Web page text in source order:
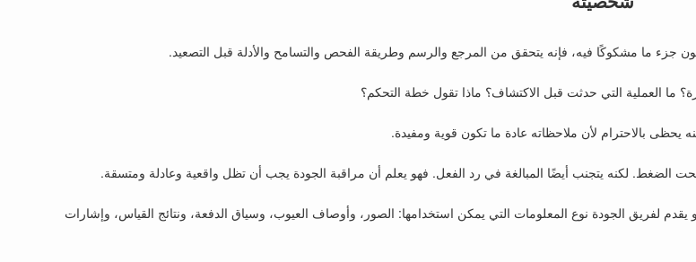
جزء ما مشكوكًا فيه، فإنه يتحقق من المرجع والرسم وطريقة الفحص والتسامح والأدلة قبل التصعيد.
ما العملية التي حدثت قبل الاكتشاف؟ ماذا تقول خطة التحكم؟
بالاحترام لأن ملاحظاته عادة ما تكون قوية ومفيدة.
تحت الضغط. لكنه يتجنب أيضًا المبالغة في رد الفعل. فهو يعلم أن مراقبة الجودة يجب أن تظل واقعية وعادلة ومتسقة.
لفريق الجودة نوع المعلومات التي يمكن استخدامها: الصور، وأوصاف العيوب، وسياق الدفعة، ونتائج القياس، وإشارات